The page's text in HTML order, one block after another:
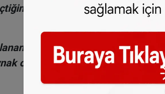
haberler her gün
haberlerin her türlü hakkı
olarak gösterilmeden alınan